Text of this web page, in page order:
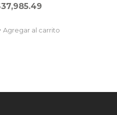
37,985.49
Agregar al carrito